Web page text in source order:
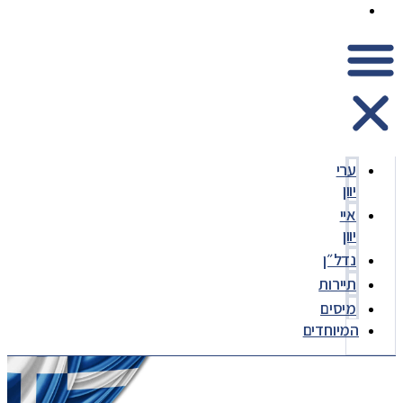
ערי
יוון
איי
יוון
נדל״ן
תיירות
מיסים
המיוחדים